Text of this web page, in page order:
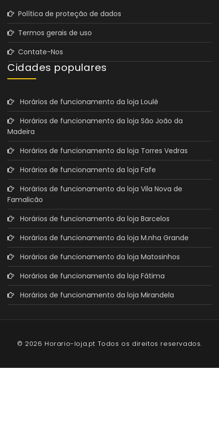
Política de proteção de dados
Termos gerais de uso
Contate-Nos
Cidades populares
Horários de funcionamento da loja Loulé
Horários de funcionamento da loja São João da
Madeira
Horários de funcionamento da loja Torres Vedras
Horários de funcionamento da loja Fafe
Horários de funcionamento da loja Vila Nova de
Famalicão
Horários de funcionamento da loja Barcelos
Horários de funcionamento da loja M.nha Grande
Horários de funcionamento da loja Matosinhos
Horários de funcionamento da loja Fátima
Horários de funcionamento da loja Mirandela
© 2026 Horario-loja.pt Todos os direitos reservados.